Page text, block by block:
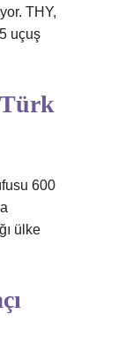
THY,
uçuş
Türk
600
ülke